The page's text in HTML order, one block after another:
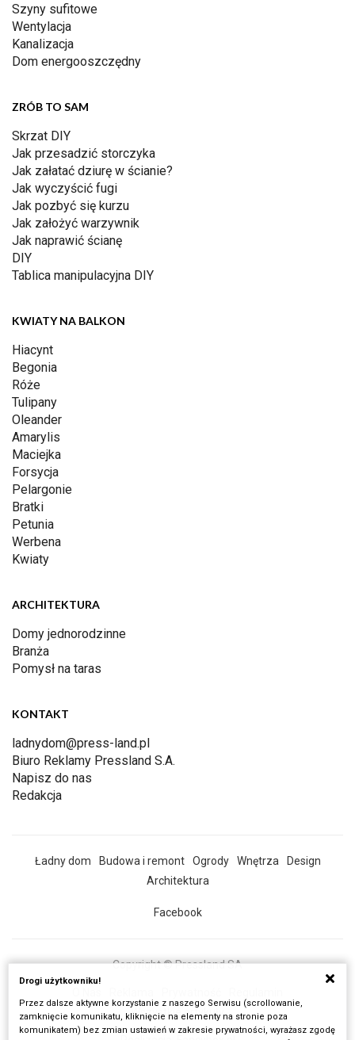
Szyny sufitowe
Wentylacja
Kanalizacja
Dom energooszczędny
ZRÓB TO SAM
Skrzat DIY
Jak przesadzić storczyka
Jak załatać dziurę w ścianie?
Jak wyczyścić fugi
Jak pozbyć się kurzu
Jak założyć warzywnik
Jak naprawić ścianę
DIY
Tablica manipulacyjna DIY
KWIATY NA BALKON
Hiacynt
Begonia
Róże
Tulipany
Oleander
Amarylis
Maciejka
Forsycja
Pelargonie
Bratki
Petunia
Werbena
Kwiaty
ARCHITEKTURA
Domy jednorodzinne
Branża
Pomysł na taras
KONTAKT
ladnydom@press-land.pl
Biuro Reklamy Pressland S.A.
Napisz do nas
Redakcja
Ładny dom Budowa i remont Ogrody Wnętrza
Design
Architektura
Facebook
Copyright © Pressland SA
Wszystkie artykuły
Drogi użytkowniku!
Przez dalsze aktywne korzystanie z naszego Serwisu (scrollowanie,
zamknięcie komunikatu, kliknięcie na elementy na stronie poza
komunikatem) bez zmian ustawień w zakresie prywatności, wyrażasz zgodę